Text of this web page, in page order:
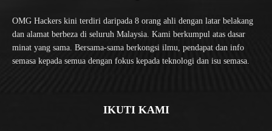
OMG Hackers kini terdiri daripada 8 orang ahli dengan latar belakang
dan alamat berbeza di seluruh Malaysia. Kami berkumpul atas dasar
minat yang sama. Bersama-sama berkongsi ilmu, pendapat dan info
semasa kepada semua dengan fokus kepada teknologi dan isu semasa.
IKUTI KAMI